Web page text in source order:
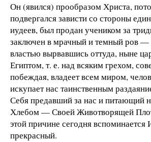
Он (явился) прообразом Христа,
подвергался зависти со стороны
иудеев, был продан учеником за
заключен в мрачный и темный ров —
властью вырвавшись оттуда, ныне
Египтом, т. е. над всяким грехом,
побеждая, владеет всем миром,
искупает нас таинственным
Себя предавший за нас и питающий
Хлебом — Своей Животворящей
этой причине сегодня вспоминается
прекрасный.